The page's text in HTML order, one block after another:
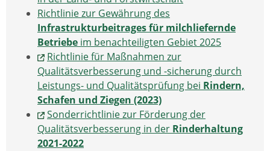
Richtlinie zur Gewährung des
Infrastrukturbeitrages für milchliefernde
Betriebe im benachteiligten Gebiet 2025
Richtlinie für Maßnahmen zur
Qualitätsverbesserung und -sicherung durch
Leistungs- und Qualitätsprüfung bei Rindern,
Schafen und Ziegen (2023)
Sonderrichtlinie zur Förderung der
Qualitätsverbesserung in der Rinderhaltung
2021-2022